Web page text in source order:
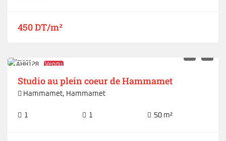
450 DT/m²
AHH128 Vendu
Studio au plein coeur de Hammamet
Hammamet, Hammamet
1 1 50 m²